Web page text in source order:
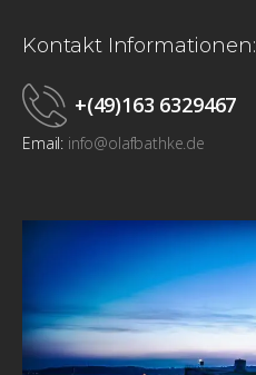
Kontakt Informationen:
+(49)163 6329467
Email: info@olafbathke.de